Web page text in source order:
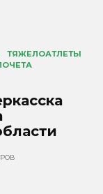
ТЯЖЕЛОАТЛЕТЫ